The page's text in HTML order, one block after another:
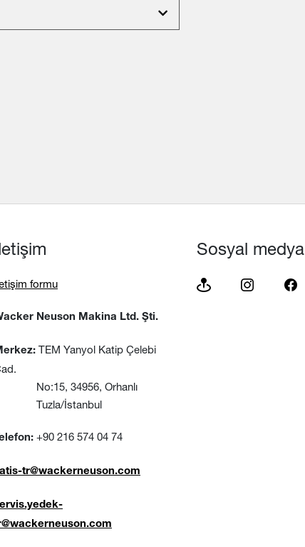
formu
Neuson Makina Ltd. Şti.
TEM Yanyol Katip Çelebi
No:15, 34956, Orhanlı
Tuzla/İstanbul
+90 216 574 04 74
tr@wackerneuson.com
Sosyal medya